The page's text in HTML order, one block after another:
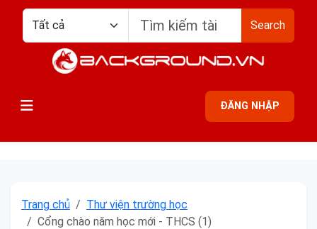
Search
ĐĂNG NHẬP
Trang chủ
Thư viện trường học
Cổng chào năm học mới - THCS (1)